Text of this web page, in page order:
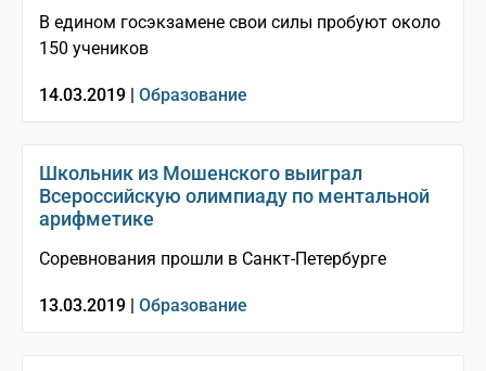
В едином госэкзамене свои силы пробуют около
150 учеников
14.03.2019 | Образование
Школьник из Мошенского выиграл
Всероссийскую олимпиаду по ментальной
арифметике
Соревнования прошли в Санкт-Петербурге
13.03.2019 | Образование